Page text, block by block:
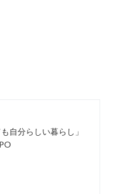
自分らしい暮らし」